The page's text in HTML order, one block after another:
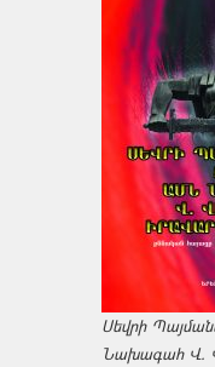
Սեվրի
Նախագահ Վ.